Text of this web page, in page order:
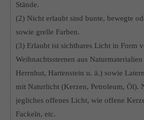
Stände.
(2) Nicht erlaubt sind bunte, bewegte
sowie grelle Farben.
(3) Erlaubt ist sichtbares Licht in Form
Weihnachtssternen aus
Herrnhut, Hartenstein u. ä.) sowie
mit Naturlicht (Kerzen, Petroleum, Öl).
jegliches offenes Licht, wie offene
Fackeln, etc.